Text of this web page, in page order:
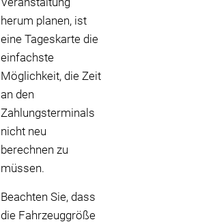
herum planen, ist
eine Tageskarte die
einfachste
Möglichkeit, die Zeit
an den
Zahlungsterminals
nicht neu
berechnen zu
müssen.
Beachten Sie, dass
die Fahrzeuggröße